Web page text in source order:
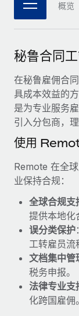
连接 新的
使用我们
借助核心业
服务
咨询专家
简化候选人筛
合规守望台
防范合规风险
设备管理
在全球范围内
实体设立
快速建立合规
与我们携手合作
战略技术
与我们共
Remote
集成与人工
Cultivating
At a glance
journey
了解更多
Reverse
Remote
职位描述库
网络研讨会
活动
新闻室
薪金与人才洞
洞察中心
获得支持
查看全部资源
博客
Why
EOR
As the global
to the
了解更多
日本語
한국어
中文（简体）
概览
秘鲁合同
在秘鲁雇佣合
具成本效益的
是为专业服务
引入分包商，
使用
Remote 在全
业保持合规：
全球合规支
提供本地化
误分类保护
工转雇员流
文档集中管
税务申报。
法律专业支
化跨国雇佣。